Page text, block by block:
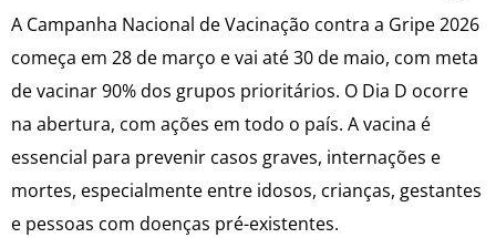
A Campanha Nacional de Vacinação contra a Gripe 2026
começa em 28 de março e vai até 30 de maio, com meta
de vacinar 90% dos grupos prioritários. O Dia D ocorre
na abertura, com ações em todo o país. A vacina é
essencial para prevenir casos graves, internações e
mortes, especialmente entre idosos, crianças, gestantes
e pessoas com doenças pré-existentes.